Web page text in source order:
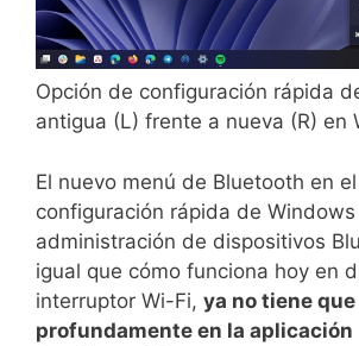
Opción de configuración rápida
antigua (L) frente a nueva (R) en
El nuevo menú de Bluetooth en
configuración rápida de Windows
administración de dispositivos
igual que cómo funciona hoy en
interruptor Wi-Fi, ya no tiene
profundamente en la aplicación